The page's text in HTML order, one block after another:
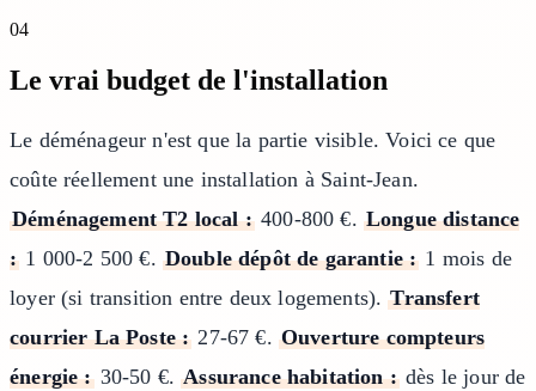
04
Le vrai budget de l'installation
Le déménageur n'est que la partie visible. Voici ce que
coûte réellement une installation à Saint-Jean.
Déménagement T2 local :400-800 €. Longue distance
: 1 000-2 500 €. Double dépôt de garantie : 1 mois de
loyer (si transition entre deux logements).Transfert
courrier La Poste : 27-67 €. Ouverture compteurs
énergie :30-50 €.Assurance habitation :dès le jour de